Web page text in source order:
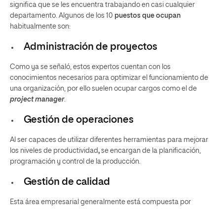
significa que se les encuentra trabajando en casi cualquier
departamento. Algunos de los 10 puestos que ocupan
habitualmente son:
Administración de proyectos
Como ya se señaló, estos expertos cuentan con los
conocimientos necesarios para optimizar el funcionamiento de
una organización, por ello suelen ocupar cargos como el de
project manager.
Gestión de operaciones
Al ser capaces de utilizar diferentes herramientas para mejorar
los niveles de productividad, se encargan de la planificación,
programación y control de la producción.
Gestión de calidad
Esta área empresarial generalmente está compuesta por